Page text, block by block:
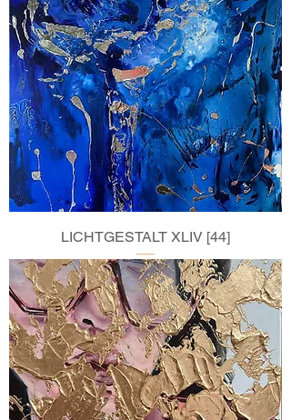
LICHTGESTALT XLIV [44]